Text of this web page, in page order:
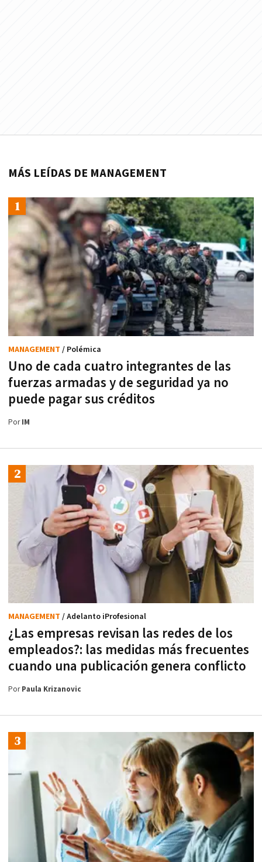
MÁS LEÍDAS DE MANAGEMENT
Uno de cada cuatro integrantes de las
fuerzas armadas y de seguridad ya no
puede pagar sus créditos
MANAGEMENT / Polémica
PorIM
¿Las empresas revisan las redes de los
empleados?: las medidas más frecuentes
cuando una publicación genera conflicto
MANAGEMENT / Adelanto iProfesional
PorPaula Krizanovic